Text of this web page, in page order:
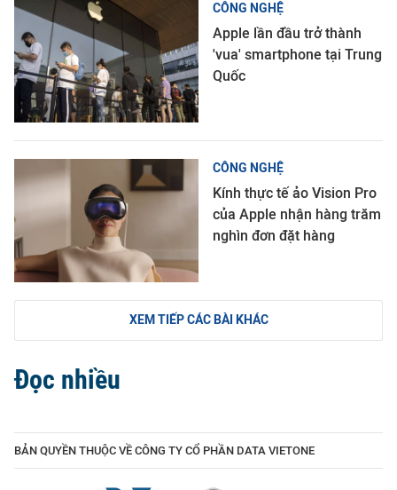
CÔNG NGHỆ
Apple lần đầu trở thành
'vua' smartphone tại Trung
Quốc
CÔNG NGHỆ
Kính thực tế ảo Vision Pro
của Apple nhận hàng trăm
nghìn đơn đặt hàng
XEM TIẾP CÁC BÀI KHÁC
Đọc nhiều
BẢN QUYỀN THUỘC VỀ CÔNG TY CỔ PHẦN DATA VIETONE